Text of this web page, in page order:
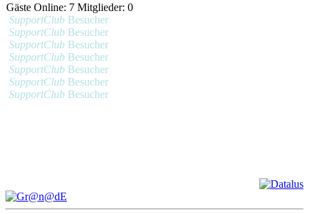
Gäste Online: 7 Mitglieder: 0
SupportClub Besucher
SupportClub Besucher
SupportClub Besucher
SupportClub Besucher
SupportClub Besucher
SupportClub Besucher
SupportClub Besucher